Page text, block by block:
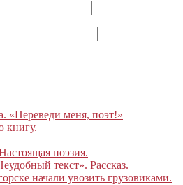
«Переведи меня, поэт!»
книгу.
поэзия.
текст». Рассказ.
начали увозить грузовиками.